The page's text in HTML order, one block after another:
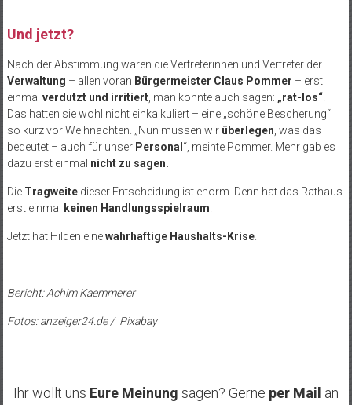
Und jetzt?
Nach der Abstimmung waren die Vertreterinnen und Vertreter der
Verwaltung – allen voran Bürgermeister Claus Pommer – erst
einmal verdutzt und irritiert, man könnte auch sagen: „rat-los“.
Das hatten sie wohl nicht einkalkuliert – eine „schöne Bescherung“
so kurz vor Weihnachten. „Nun müssen wir überlegen , was das
bedeutet – auch für unser Personal “, meinte Pommer. Mehr gab es
dazu erst einmal nicht zu sagen.
Die Tragweitedieser Entscheidung ist enorm. Denn hat das Rathaus
erst einmal
keinen Handlungsspielraum
Jetzt hat Hilden einewahrhaftige Haushalts-Krise.
Bericht: Achim Kaemmerer
Fotos: anzeiger24.de / Pixabay
Ihr wollt uns Eure Meinung sagen? Gerne per Mail an